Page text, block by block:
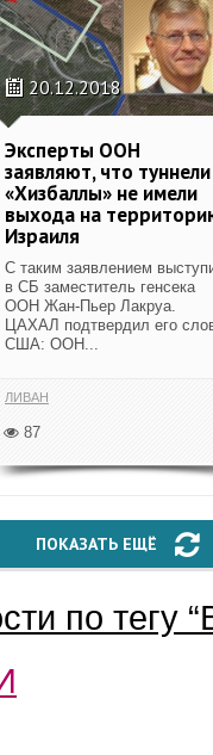
20.12.2018
Эксперты ООН
заявляют, что туннели
«Хизбаллы» не имели
выхода на
Израиля
С таким заявлением
в СБ заместитель генсека
ООН Жан-Пьер Лакруа.
ЦАХАЛ подтвердил его
США: ООН...
ЛИВАН
87
ПОКАЗАТЬ ЕЩЁ
по тегу “